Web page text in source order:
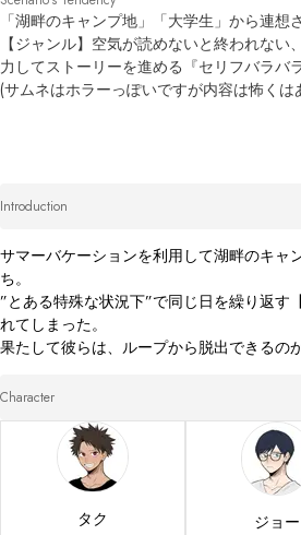
「湖畔のキャンプ地」「大学生」から連想
【ジャンル】空気が読めないと終われな
力してストーリーを進める『セリフバラバ
(サムネはホラーっぽいですが内容は怖くは
Introduction
サマーバケーションを利用して湖畔のキャ
ち。
”とある特殊な状況下”で同じ日を繰り返す
れてしまった。
果たして彼らは、ループから脱出できるの
Character
タク ジョー